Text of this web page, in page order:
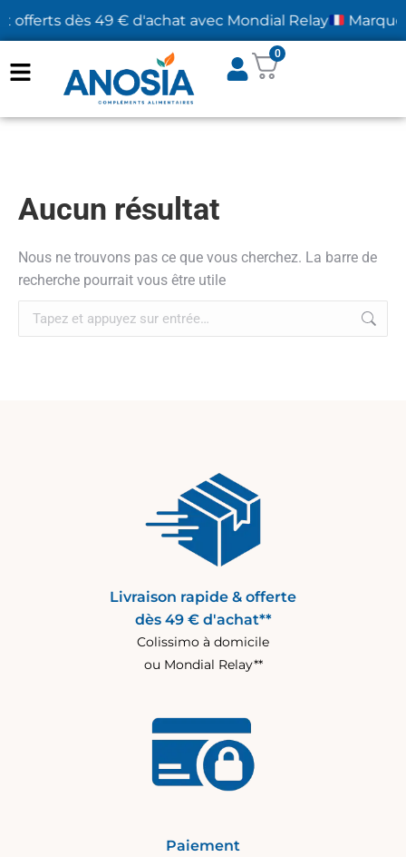
offerts dès 49 € d'achat avec Mondial Relay Marque
0
Aucun résultat
Nous ne trouvons pas ce que vous cherchez. La barre de
recherche pourrait vous être utile
Livraison rapide & offerte
dès 49 € d'achat**
Colissimo à domicile
ou Mondial Relay**
Paiement